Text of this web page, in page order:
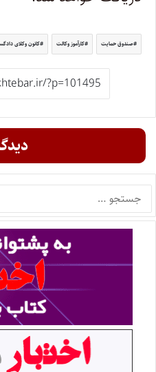
صندوق حمایت کارآموز وکالت کانون وکلای